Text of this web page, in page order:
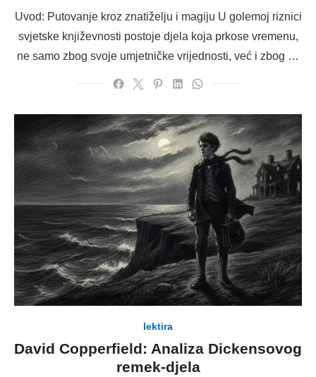
Uvod: Putovanje kroz znatiželju i magiju U golemoj riznici
svjetske književnosti postoje djela koja prkose vremenu,
ne samo zbog svoje umjetničke vrijednosti, već i zbog …
lektira
David Copperfield: Analiza Dickensovog
remek-djela